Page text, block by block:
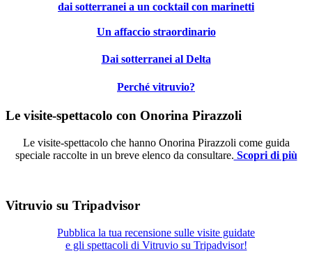
dai sotterranei a un cocktail con marinetti
Un affaccio straordinario
Dai sotterranei al Delta
Perché vitruvio?
Le visite-spettacolo con Onorina Pirazzoli
Le visite-spettacolo che hanno Onorina Pirazzoli come guida
speciale raccolte in un breve elenco da consultare. Scopri di più
Vitruvio su Tripadvisor
Pubblica la tua recensione sulle visite guidate
e gli spettacoli di Vitruvio su Tripadvisor!